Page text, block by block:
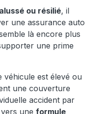
ou résilié, il
une assurance auto
là encore plus
une prime
véhicule est élevé ou
une couverture
accident par
une formule